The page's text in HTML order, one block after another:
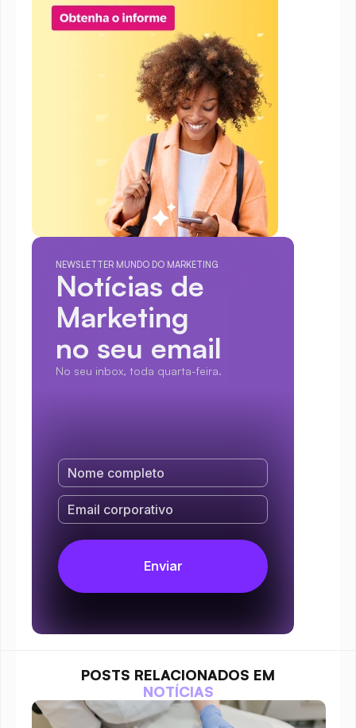
NEWSLETTER MUNDO DO MARKETING
Notícias de
Marketing
no seu email
No seu inbox, toda quarta-feira.
POSTS RELACIONADOS EM
NOTÍCIAS